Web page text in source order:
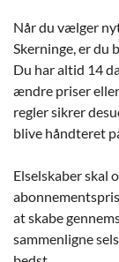
Når du vælger
Skerninge, er du
Du har altid 14
ændre priser
regler sikrer
blive håndteret
Elselskaber skal
at skabe
sammenligne